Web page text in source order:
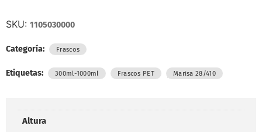
SKU: 1105030000
Categoría: Frascos
Etiquetas: 300ml-1000ml , Frascos PET , Marisa 28/410
Altura